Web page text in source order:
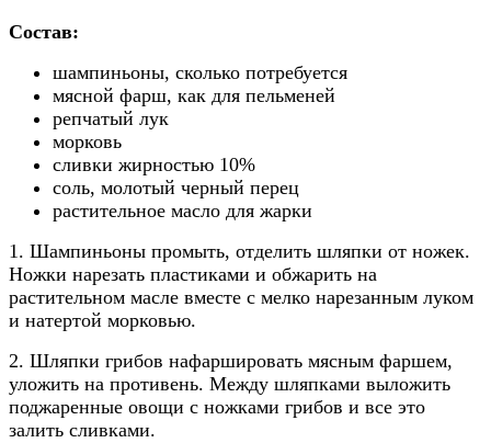
Состав:
шампиньоны, сколько потребуется
мясной фарш, как для пельменей
репчатый лук
морковь
сливки жирностью 10%
соль, молотый черный перец
растительное масло для жарки
1. Шампиньоны промыть, отделить шляпки от ножек.
Ножки нарезать пластиками и обжарить на
растительном масле вместе с мелко нарезанным луком
и натертой морковью.
2. Шляпки грибов нафаршировать мясным фаршем,
уложить на противень. Между шляпками выложить
поджаренные овощи с ножками грибов и все это
залить сливками.